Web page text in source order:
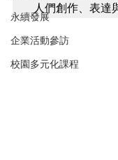
永續發展
企業活動參訪
校園多元化課程
人們創作、表達